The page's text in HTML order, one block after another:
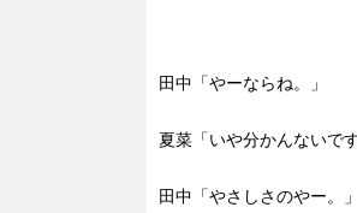
田中「やーならね。」
夏菜「いや分かんないで
田中「やさしさのやー。」